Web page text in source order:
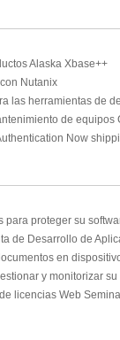
Alaska Xbase++
Nutanix
las herramientas de
de equipos
Now
para proteger su
de Desarrollo de
en
y monitorizar
licencias Web